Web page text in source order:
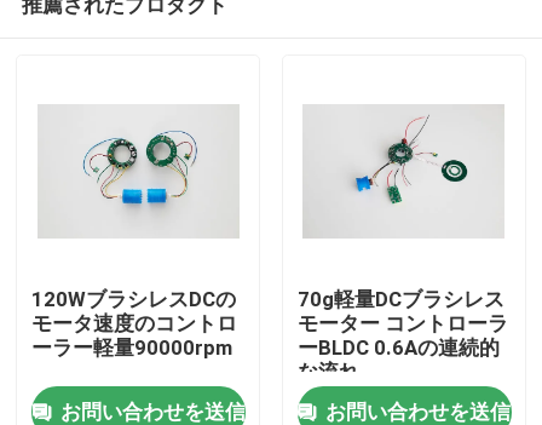
120WブラシレスDCの
モータ速度のコントロ
ーラー軽量90000rpm
お問い合わせを送信
70g軽量DCブラシレス
モーター コントローラ
ーBLDC 0.6Aの連続的
な流れ
お問い合わせを送信